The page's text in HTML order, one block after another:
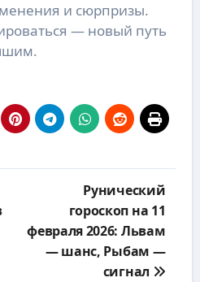
и сюрпризы.
— новый путь
Рунический
гороскоп на 11
февраля 2026: Львам
— шанс, Рыбам —
сигнал